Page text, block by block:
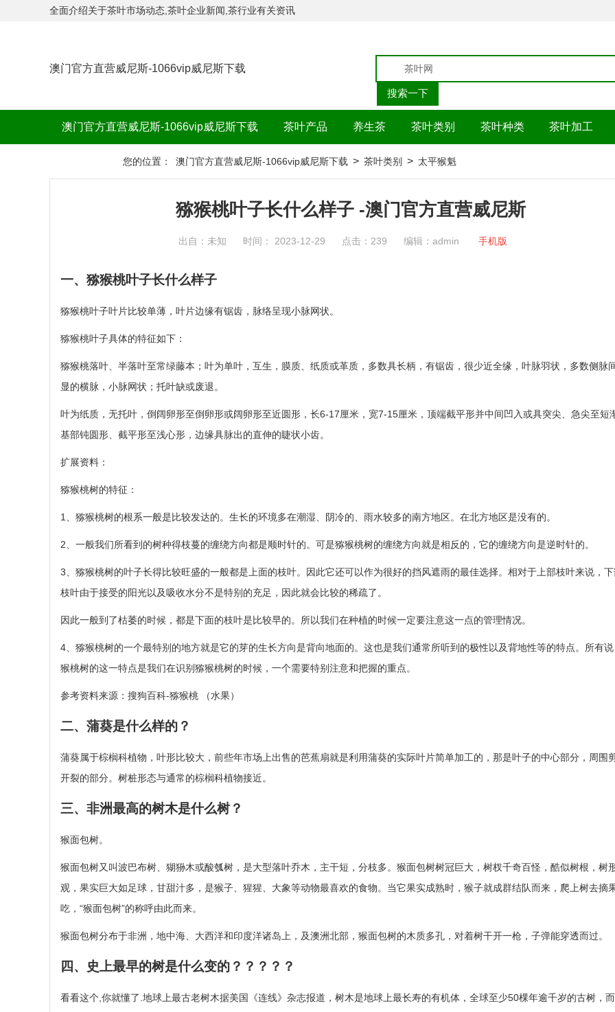
全面介绍关于茶叶市场动态,茶叶企业新闻,茶行业有关资讯
澳门官方直营威尼斯-1066vip威尼斯下载
澳门官方直营威尼斯-1066vip威尼斯下载 茶叶产品 养生茶 茶叶类别 茶叶种类 茶叶加工
您的位置： 澳门官方直营威尼斯-1066vip威尼斯下载 > 茶叶类别 > 太平猴魁
猕猴桃叶子长什么样子 -澳门官方直营威尼斯
出自：未知 时间： 2023-12-29 点击：239 编辑：admin 手机版
一、猕猴桃叶子长什么样子
猕猴桃叶子叶片比较单薄，叶片边缘有锯齿，脉络呈现小脉网状。
猕猴桃叶子具体的特征如下：
猕猴桃落叶、半落叶至常绿藤本；叶为单叶，互生，膜质、纸质或革质，多数具长柄，有锯齿，很少近全缘，叶脉羽状，多数侧脉
显的横脉，小脉网状；托叶缺或废退。
叶为纸质，无托叶，倒阔卵形至倒卵形或阔卵形至近圆形，长6-17厘米，宽7-15厘米，顶端截平形并中间凹入或具突尖、急尖至短
基部钝圆形、截平形至浅心形，边缘具脉出的直伸的睫状小齿。
扩展资料：
猕猴桃树的特征：
1、猕猴桃树的根系一般是比较发达的。生长的环境多在潮湿、阴冷的、雨水较多的南方地区。在北方地区是没有的。
2、一般我们所看到的树种得枝蔓的缠绕方向都是顺时针的。可是猕猴桃树的缠绕方向就是相反的，它的缠绕方向是逆时针的。
3、猕猴桃树的叶子长得比较旺盛的一般都是上面的枝叶。因此它还可以作为很好的挡风遮雨的最佳选择。相对于上部枝叶来说，下
枝叶由于接受的阳光以及吸收水分不是特别的充足，因此就会比较的稀疏了。
因此一般到了枯萎的时候，都是下面的枝叶是比较早的。所以我们在种植的时候一定要注意这一点的管理情况。
4、猕猴桃树的一个最特别的地方就是它的芽的生长方向是背向地面的。这也是我们通常所听到的极性以及背地性等的特点。所有
猴桃树的这一特点是我们在识别猕猴桃树的时候，一个需要特别注意和把握的重点。
参考资料来源：搜狗百科-猕猴桃 （水果）
二、蒲葵是什么样的？
蒲葵属于棕榈科植物，叶形比较大，前些年市场上出售的芭蕉扇就是利用蒲葵的实际叶片简单加工的，那是叶子的中心部分，周围
开裂的部分。树桩形态与通常的棕榈科植物接近。
三、非洲最高的树木是什么树？
猴面包树。
猴面包树又叫波巴布树、猢狲木或酸瓠树，是大型落叶乔木，主干短，分枝多。猴面包树树冠巨大，树杈千奇百怪，酷似树根，树
观，果实巨大如足球，甘甜汁多，是猴子、猩猩、大象等动物最喜欢的食物。当它果实成熟时，猴子就成群结队而来，爬上树去摘
吃，“猴面包树”的称呼由此而来。
猴面包树分布于非洲，地中海、大西洋和印度洋诸岛上，及澳洲北部，猴面包树的木质多孔，对着树干开一枪，子弹能穿透而过。
四、史上最早的树是什么变的？？？？？
看看这个,你就懂了.地球上最古老树木据美国《连线》杂志报道，树木是地球上最长寿的有机体，全球至少50棵年逾千岁的古树，